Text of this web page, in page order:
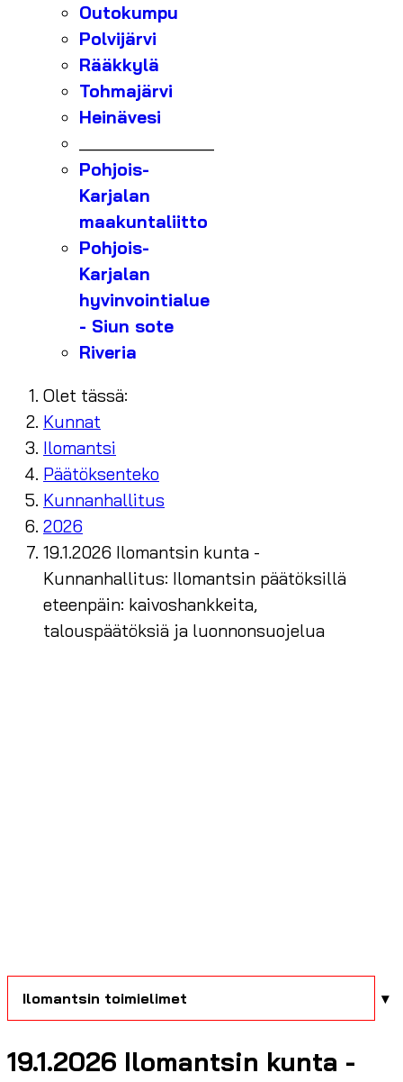
Outokumpu
Polvijärvi
Rääkkylä
Tohmajärvi
Heinävesi
Pohjois-
Karjalan
maakuntaliitto
Pohjois-
Karjalan
hyvinvointialue
- Siun sote
Riveria
Olet tässä:
Kunnat
Ilomantsi
Päätöksenteko
Kunnanhallitus
2026
19.1.2026 Ilomantsin kunta -
Kunnanhallitus: Ilomantsin päätöksillä
eteenpäin: kaivoshankkeita,
talouspäätöksiä ja luonnonsuojelua
Ilomantsin toimielimet
19.1.2026 Ilomantsin kunta -